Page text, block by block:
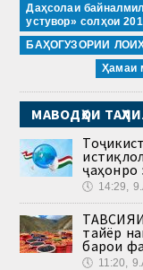
Даҳсолаи
устувор» солҳои
БАҲОГУЗОРИИ
Ҳамаи
МАВОДҲОИ
ҷаҳонро
🕔 14:29,
тайёр
барои
🕔 11:20,